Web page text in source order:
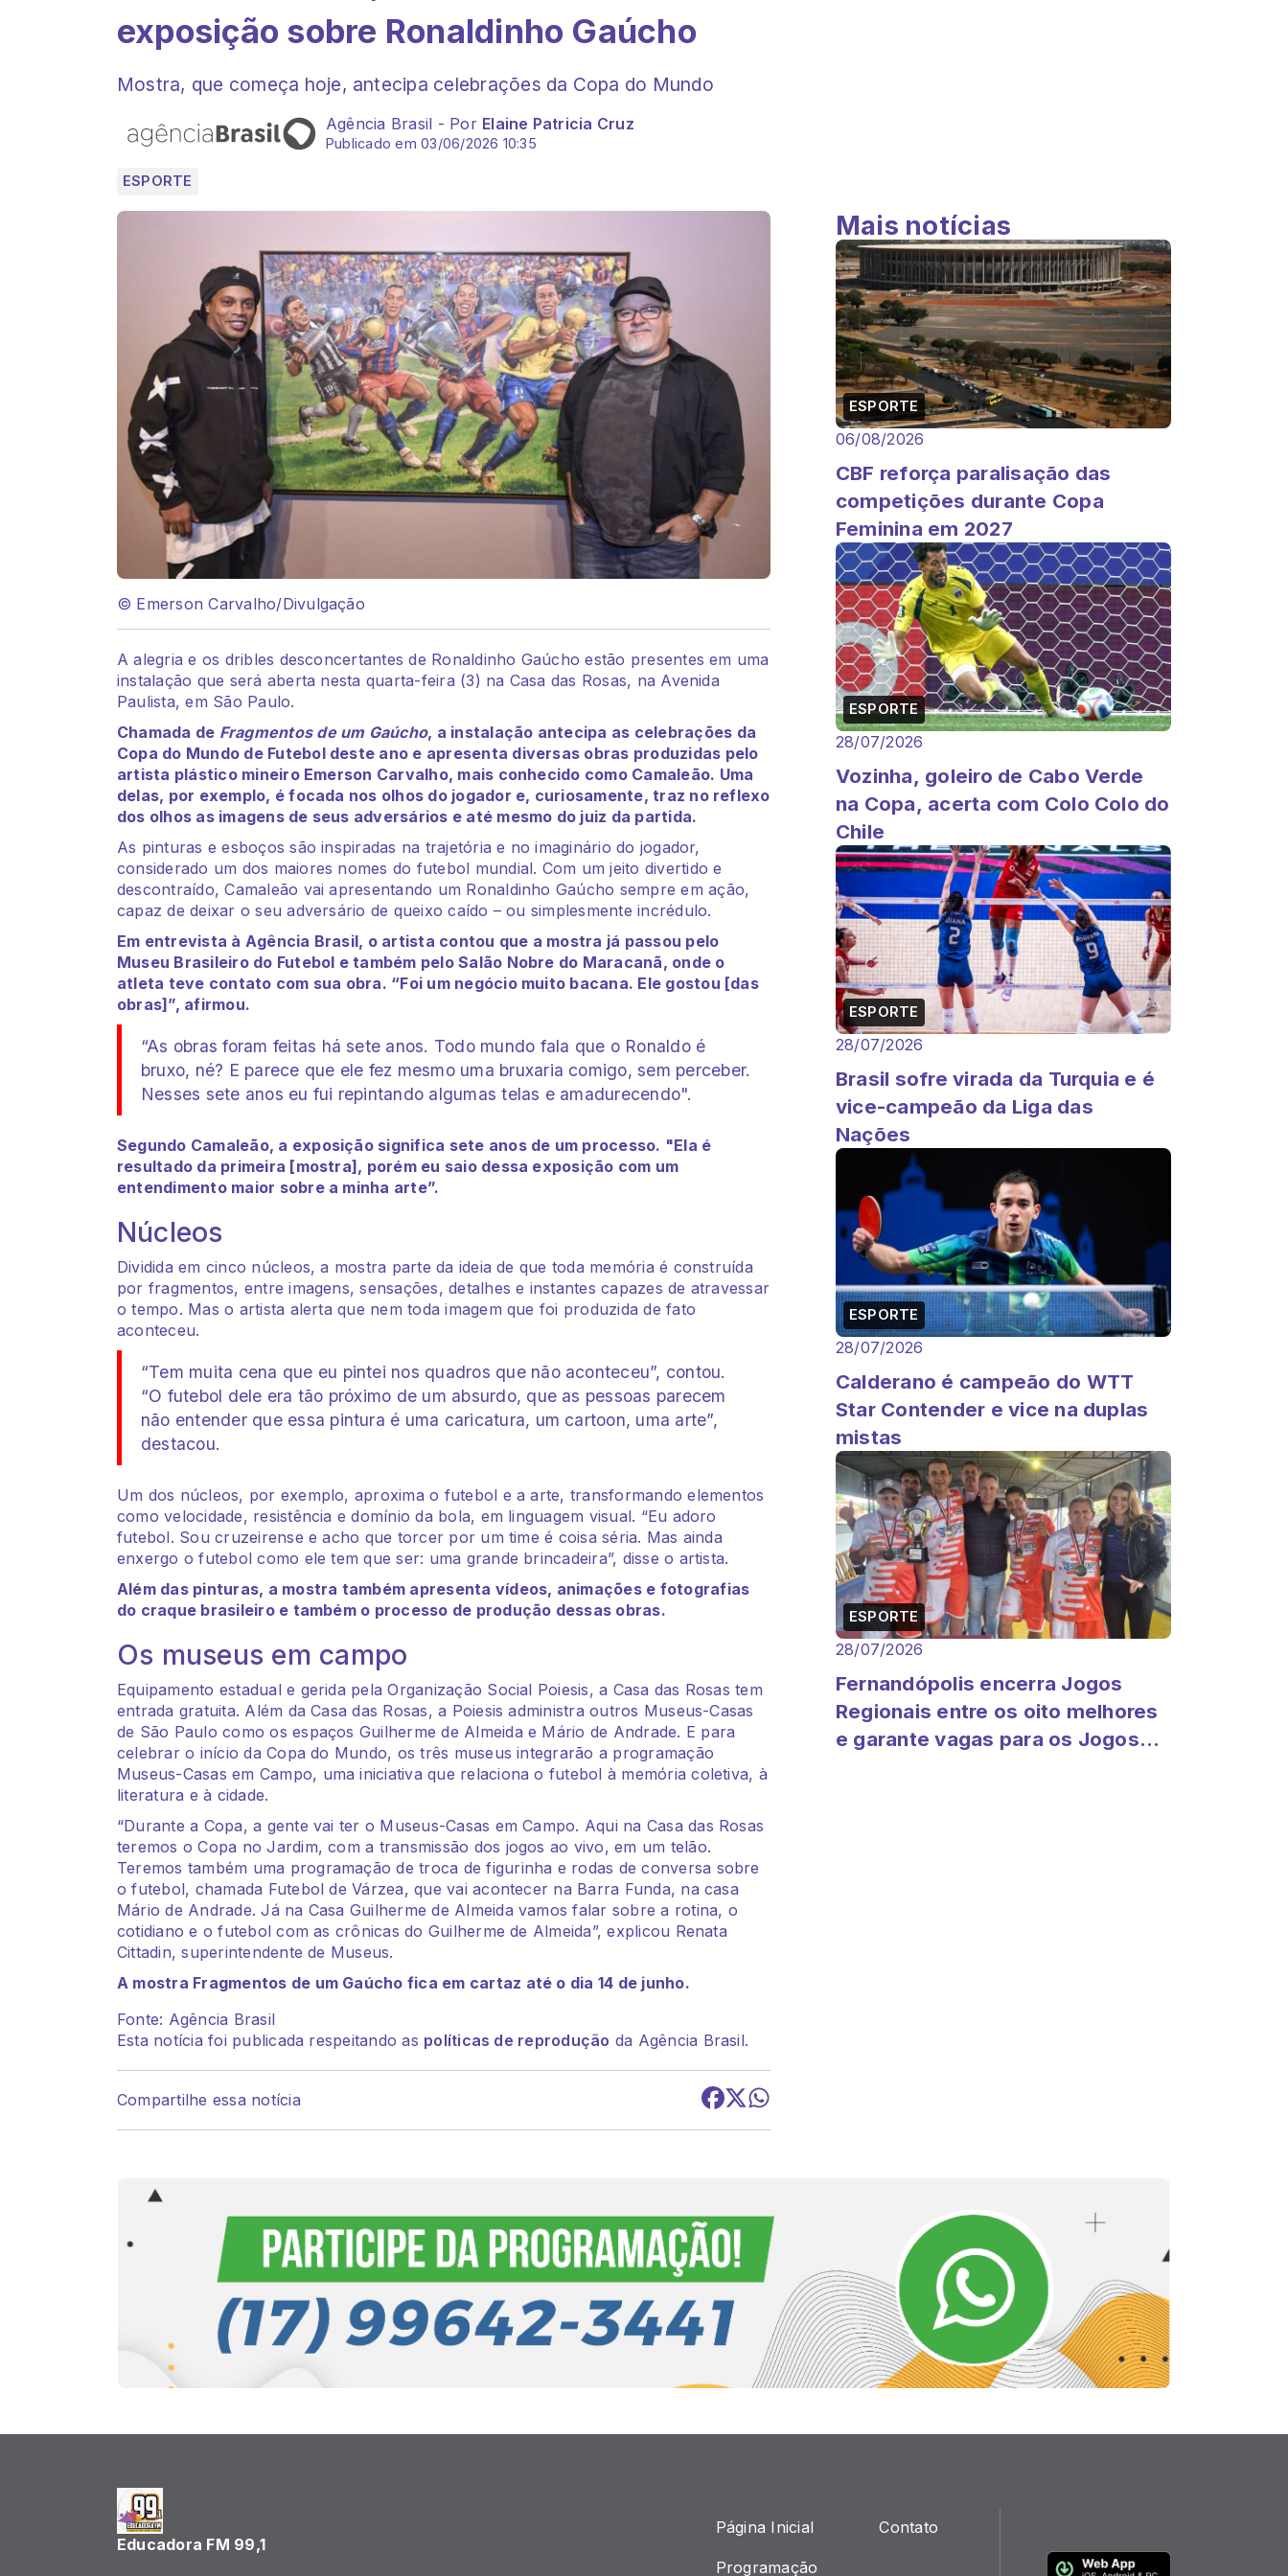
exposição sobre Ronaldinho Gaúcho
Mostra, que começa hoje, antecipa celebrações da Copa do Mundo
Agência Brasil - Por Elaine Patricia Cruz
Publicado em 03/06/2026 10:35
ESPORTE
© Emerson Carvalho/Divulgação
A alegria e os dribles desconcertantes de Ronaldinho Gaúcho estão presentes em uma
instalação que será aberta nesta quarta-feira (3) na Casa das Rosas, na Avenida
Paulista, em São Paulo.
Chamada de Fragmentos de um Gaúcho, a instalação antecipa as celebrações da
Copa do Mundo de Futebol deste ano e apresenta diversas obras produzidas pelo
artista plástico mineiro Emerson Carvalho, mais conhecido como Camaleão. Uma
delas, por exemplo, é focada nos olhos do jogador e, curiosamente, traz no reflexo
dos olhos as imagens de seus adversários e até mesmo do juiz da partida.
As pinturas e esboços são inspiradas na trajetória e no imaginário do jogador,
considerado um dos maiores nomes do futebol mundial. Com um jeito divertido e
descontraído, Camaleão vai apresentando um Ronaldinho Gaúcho sempre em ação,
capaz de deixar o seu adversário de queixo caído – ou simplesmente incrédulo.
Em entrevista à Agência Brasil, o artista contou que a mostra já passou pelo
Museu Brasileiro do Futebol e também pelo Salão Nobre do Maracanã, onde o
atleta teve contato com sua obra. “Foi um negócio muito bacana. Ele gostou [das
obras]”, afirmou.
“As obras foram feitas há sete anos. Todo mundo fala que o Ronaldo é
bruxo, né? E parece que ele fez mesmo uma bruxaria comigo, sem perceber.
Nesses sete anos eu fui repintando algumas telas e amadurecendo".
Segundo Camaleão, a exposição significa sete anos de um processo. "Ela é
resultado da primeira [mostra], porém eu saio dessa exposição com um
entendimento maior sobre a minha arte”.
Núcleos
Dividida em cinco núcleos, a mostra parte da ideia de que toda memória é construída
por fragmentos, entre imagens, sensações, detalhes e instantes capazes de atravessar
o tempo. Mas o artista alerta que nem toda imagem que foi produzida de fato
aconteceu.
“Tem muita cena que eu pintei nos quadros que não aconteceu”, contou.
“O futebol dele era tão próximo de um absurdo, que as pessoas parecem
não entender que essa pintura é uma caricatura, um cartoon, uma arte”,
destacou.
Um dos núcleos, por exemplo, aproxima o futebol e a arte, transformando elementos
como velocidade, resistência e domínio da bola, em linguagem visual. “Eu adoro
futebol. Sou cruzeirense e acho que torcer por um time é coisa séria. Mas ainda
enxergo o futebol como ele tem que ser: uma grande brincadeira”, disse o artista.
Além das pinturas, a mostra também apresenta vídeos, animações e fotografias
do craque brasileiro e também o processo de produção dessas obras.
Os museus em campo
Equipamento estadual e gerida pela Organização Social Poiesis, a Casa das Rosas tem
entrada gratuita. Além da Casa das Rosas, a Poiesis administra outros Museus-Casas
de São Paulo como os espaços Guilherme de Almeida e Mário de Andrade. E para
celebrar o início da Copa do Mundo, os três museus integrarão a programação
Museus-Casas em Campo, uma iniciativa que relaciona o futebol à memória coletiva, à
literatura e à cidade.
“Durante a Copa, a gente vai ter o Museus-Casas em Campo. Aqui na Casa das Rosas
teremos o Copa no Jardim, com a transmissão dos jogos ao vivo, em um telão.
Teremos também uma programação de troca de figurinha e rodas de conversa sobre
o futebol, chamada Futebol de Várzea, que vai acontecer na Barra Funda, na casa
Mário de Andrade. Já na Casa Guilherme de Almeida vamos falar sobre a rotina, o
cotidiano e o futebol com as crônicas do Guilherme de Almeida”, explicou Renata
Cittadin, superintendente de Museus.
A mostra Fragmentos de um Gaúcho fica em cartaz até o dia 14 de junho.
Fonte: Agência Brasil
Esta notícia foi publicada respeitando as políticas de reprodução da Agência Brasil.
Compartilhe essa notícia
Mais notícias
ESPORTE
06/08/2026
CBF reforça paralisação das
competições durante Copa
Feminina em 2027
ESPORTE
28/07/2026
Vozinha, goleiro de Cabo Verde
na Copa, acerta com Colo Colo do
Chile
ESPORTE
28/07/2026
Brasil sofre virada da Turquia e é
vice-campeão da Liga das
Nações
ESPORTE
28/07/2026
Calderano é campeão do WTT
Star Contender e vice na duplas
mistas
ESPORTE
28/07/2026
Fernandópolis encerra Jogos
Regionais entre os oito melhores
e garante vagas para os Jogos
Educadora FM 99,1
Página Inicial
Programação
Contato